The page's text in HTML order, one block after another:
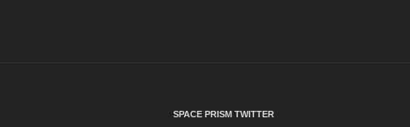
シ
SPACE PRISM TWITTER